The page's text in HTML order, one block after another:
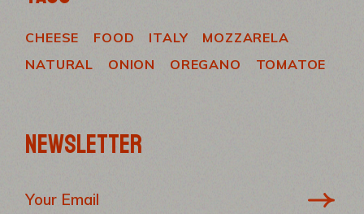
CHEESE FOOD ITALY
MOZZARELA
NATURAL
ONION OREGANO TOMATOE
NEWSLETTER